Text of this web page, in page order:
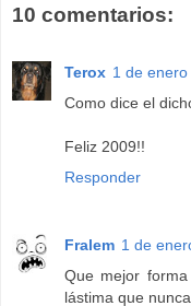
10 comentarios:
Terox 1 de enero
Como dice el
Feliz 2009!!
Responder
Fralem 1 de
Que mejor
lástima que